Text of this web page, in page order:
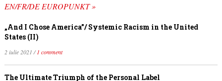
EN/FR/DE EUROPUNKT »
„And I Chose America”/ Systemic Racism in the United
States (II)
2 iulie 2021 /1 comment
The Ultimate Triumph of the Personal Label